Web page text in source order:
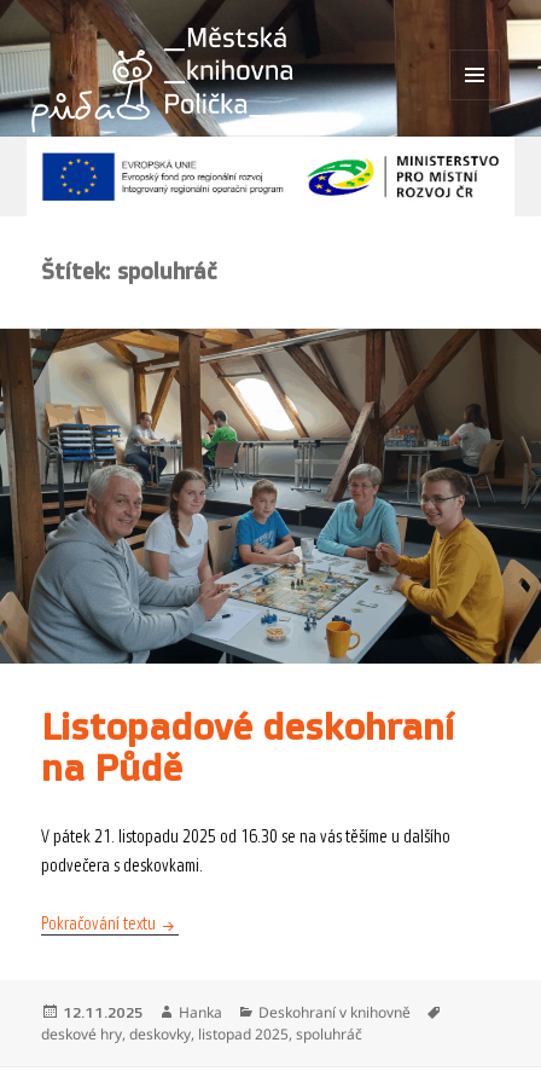
MENU
WIDGETY
Štítek: spoluhráč
Listopadové deskohraní
na Půdě
V pátek 21. listopadu 2025 od 16.30 se na vás těšíme u dalšího
podvečera s deskovkami.
Pokračování textu Listopadové deskohraní na Půdě
Publikováno:
12.11.2025 Autor:
Hanka Rubriky:
Deskohraní v knihovně
deskové hry,deskovky, listopad 2025,spoluhráč